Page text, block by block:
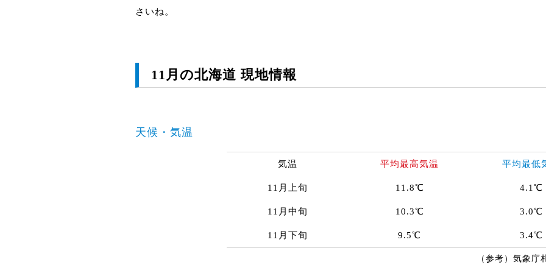
さいね。
11月の北海道 現地情報
天候・気温
気温 平均最高気温 平均最低
11月上旬 11.8℃ 4.1℃
11月中旬 10.3℃ 3.0℃
11月下旬 9.5℃ 3.4℃
（参考）気象庁